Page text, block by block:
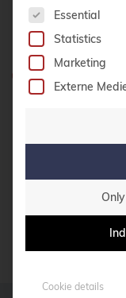
buster
Call for
CentOS
Ceph
CI/CD
Cloud
41179
Meet us
Do you
+49
The following
Essential
Statistics
Marketing
Externe
Cookie details